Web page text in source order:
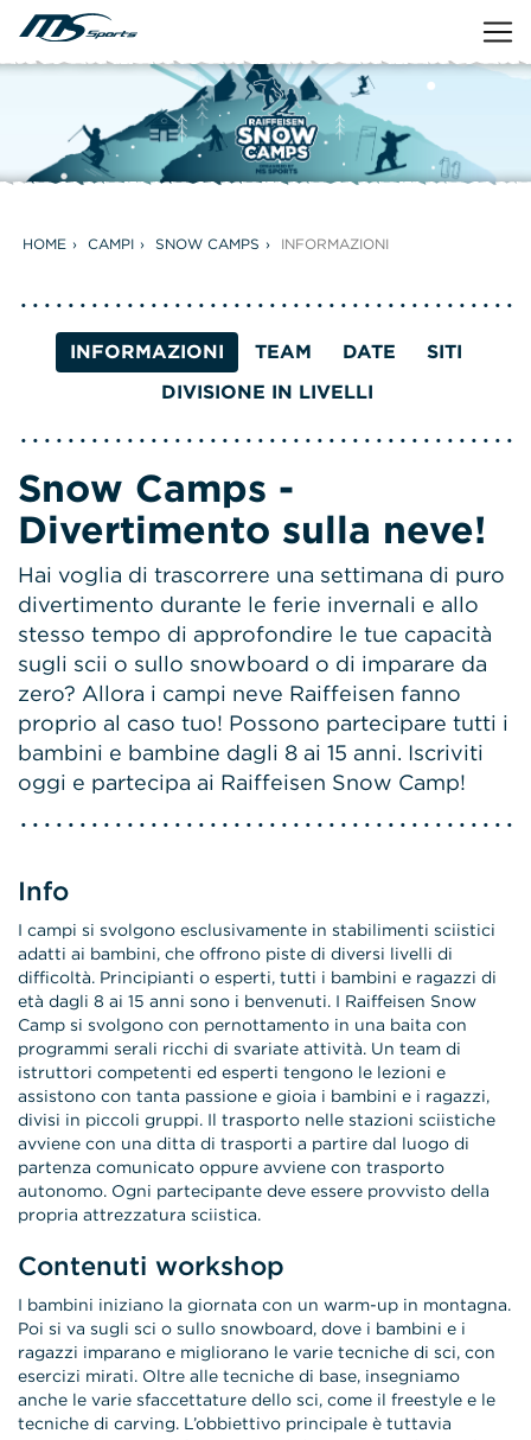
HOME CAMPI SNOW CAMPS INFORMAZIONI
INFORMAZIONI TEAM DATE
SITI
DIVISIONE IN LIVELLI
Snow Camps -
Divertimento sulla neve!
Hai voglia di trascorrere una settimana di puro
divertimento durante le ferie invernali e allo
stesso tempo di approfondire le tue capacità
sugli scii o sullo snowboard o di imparare da
zero? Allora i campi neve Raiffeisen fanno
proprio al caso tuo! Possono partecipare tutti i
bambini e bambine dagli 8 ai 15 anni. Iscriviti
oggi e partecipa ai Raiffeisen Snow Camp!
Info
I campi si svolgono esclusivamente in stabilimenti sciistici
adatti ai bambini, che offrono piste di diversi livelli di
difficoltà. Principianti o esperti, tutti i bambini e ragazzi di
età dagli 8 ai 15 anni sono i benvenuti. I Raiffeisen Snow
Camp si svolgono con pernottamento in una baita con
programmi serali ricchi di svariate attività. Un team di
istruttori competenti ed esperti tengono le lezioni e
assistono con tanta passione e gioia i bambini e i ragazzi,
divisi in piccoli gruppi. Il trasporto nelle stazioni sciistiche
avviene con una ditta di trasporti a partire dal luogo di
partenza comunicato oppure avviene con trasporto
autonomo. Ogni partecipante deve essere provvisto della
propria attrezzatura sciistica.
Contenuti workshop
I bambini iniziano la giornata con un warm-up in montagna.
Poi si va sugli sci o sullo snowboard, dove i bambini e i
ragazzi imparano e migliorano le varie tecniche di sci, con
esercizi mirati. Oltre alle tecniche di base, insegniamo
anche le varie sfaccettature dello sci, come il freestyle e le
tecniche di carving. L’obbiettivo principale è tuttavia